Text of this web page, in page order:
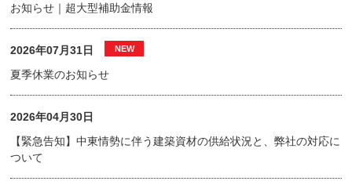
お知らせ｜超大型補助金情報
2026年07月31日
夏季休業のお知らせ
2026年04月30日
【緊急告知】中東情勢に伴う建築資材の供給状況と、弊社の対応に
ついて